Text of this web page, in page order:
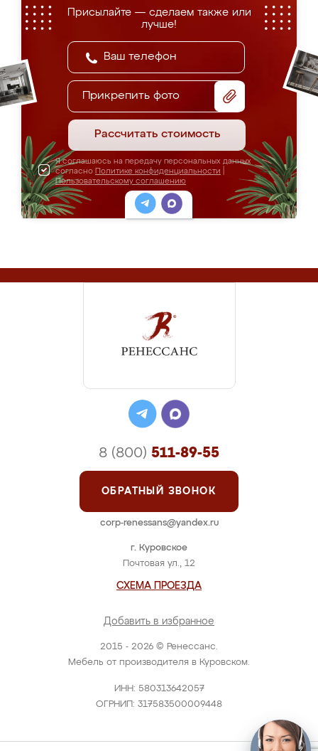
Присылайте — сделаем также или
лучше!
Прикрепить фото
Рассчитать стоимость
Я соглашаюсь на передачу персональных данных
согласно Политике конфиденциальности
Пользовательскому соглашению
2015 - 2026 © Ренессанс.
Мебель от производителя в Куровском.
ИНН: 580313642057
ОГРНИП: 317583500009448
г. Куровское
Почтовая ул., 12
СХЕМА ПРОЕЗДА
Добавить в избранное
8 (800) 511-89-55
ОБРАТНЫЙ ЗВОНОК
corp-renessans@yandex.ru